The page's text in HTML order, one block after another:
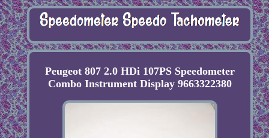
Peugeot 807 2.0 HDi 107PS Speedometer
Combo Instrument Display 9663322380